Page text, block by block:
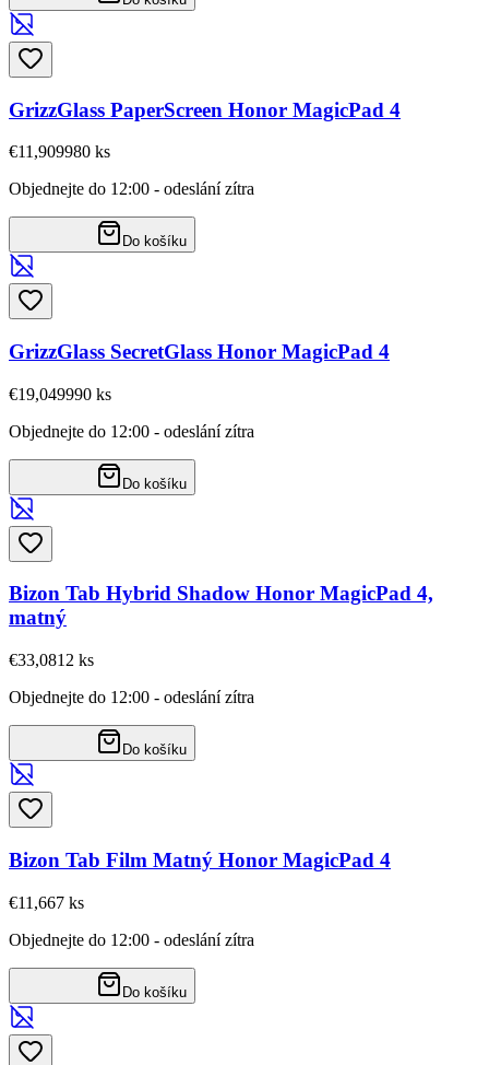
GrizzGlass PaperScreen Honor MagicPad 4
€11,909980 ks
Objednejte do 12:00 - odeslání zítra
Do košíku
GrizzGlass SecretGlass Honor MagicPad 4
€19,049990 ks
Objednejte do 12:00 - odeslání zítra
Do košíku
Bizon Tab Hybrid Shadow Honor MagicPad 4,
matný
€33,0812 ks
Objednejte do 12:00 - odeslání zítra
Do košíku
Bizon Tab Film Matný Honor MagicPad 4
€11,667 ks
Objednejte do 12:00 - odeslání zítra
Do košíku